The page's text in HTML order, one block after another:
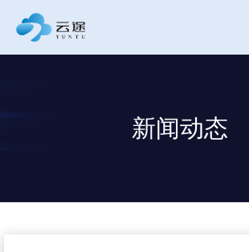
新闻动态